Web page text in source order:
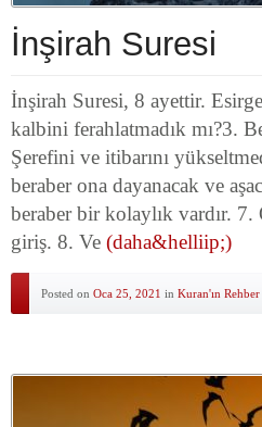
İnşirah Suresi
İnşirah Suresi, 8 ayettir.
kalbini ferahlatmadık mı?3.
Şerefini ve itibarını
beraber ona dayanacak ve
beraber bir kolaylık vardır. 7.
giriş. 8. Ve (daha&helliip;)
Posted on Oca 25, 2021 in Kuran'ın